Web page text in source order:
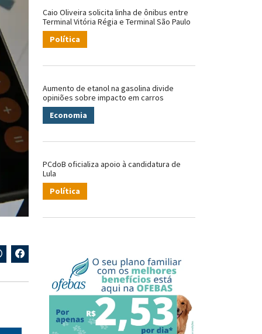
Caio Oliveira solicita linha de ônibus entre
Terminal Vitória Régia e Terminal São Paulo
Política
Aumento de etanol na gasolina divide
opiniões sobre impacto em carros
Economia
PCdoB oficializa apoio à candidatura de
Lula
Política